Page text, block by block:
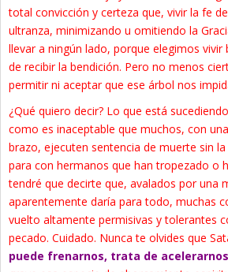
total convicción y certeza que, vivir la fe
ultranza, minimizando u omitiendo la
llevar a ningún lado, porque elegimos
de recibir la bendición. Pero no menos
permitir ni aceptar que ese árbol nos
¿Qué quiero decir? Lo que está
como es inaceptable que muchos, con
brazo, ejecuten sentencia de muerte sin
para con hermanos que han tropezado o
tendré que decirte que, avalados por una
aparentemente daría para todo, muchas
vuelto altamente permisivas y tolerantes
pecado. Cuidado. Nunca te olvides que
puede frenarnos, trata de